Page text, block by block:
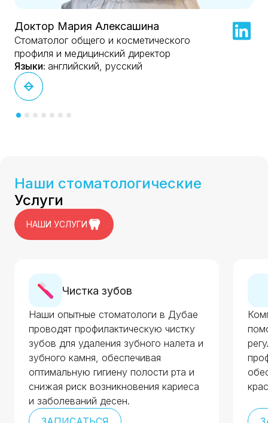
Доктор Мария Алексашина
Стоматолог общего и косметического
профиля и медицинский директор
английский, русский
Наши стоматологические
Услуги
НАШИ УСЛУГИ
Чистка зубов
Наши опытные стоматологи в Дубае
проводят профилактическую чистку
зубов для удаления зубного налета и
зубного камня, обеспечивая
оптимальную гигиену полости рта и
снижая риск возникновения кариеса
и заболеваний десен.